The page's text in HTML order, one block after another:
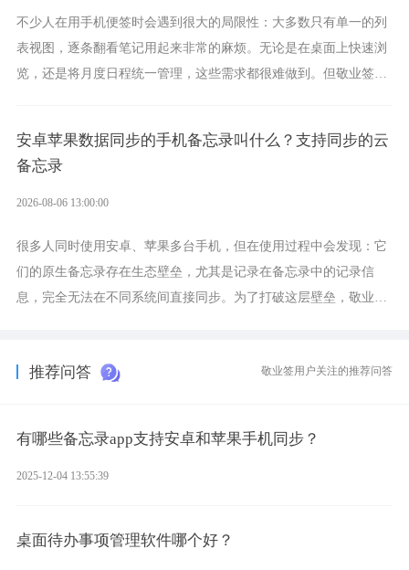
不少人在用手机便签时会遇到很大的局限性：大多数只有单一的列
表视图，逐条翻看笔记用起来非常的麻烦。无论是在桌面上快速浏
览，还是将月度日程统一管理，这些需求都很难做到。但敬业签作
安卓苹果数据同步的手机备忘录叫什么？支持同步的云
备忘录
2026-08-06 13:00:00
很多人同时使用安卓、苹果多台手机，但在使用过程中会发现：它
们的原生备忘录存在生态壁垒，尤其是记录在备忘录中的记录信
息，完全无法在不同系统间直接同步。为了打破这层壁垒，敬业签
推荐问答 敬业签用户关注的推荐问答
有哪些备忘录app支持安卓和苹果手机同步？
2025-12-04 13:55:39
桌面待办事项管理软件哪个好？